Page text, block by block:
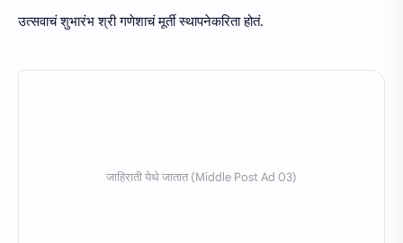
उत्सवाचं शुभारंभ श्री गणेशाचं मूर्ती स्थापनेकरिता होतं.